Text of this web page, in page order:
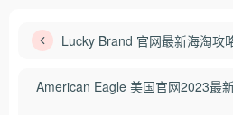
Lucky Brand 官网最新海淘攻
American Eagle 美国官网2023最